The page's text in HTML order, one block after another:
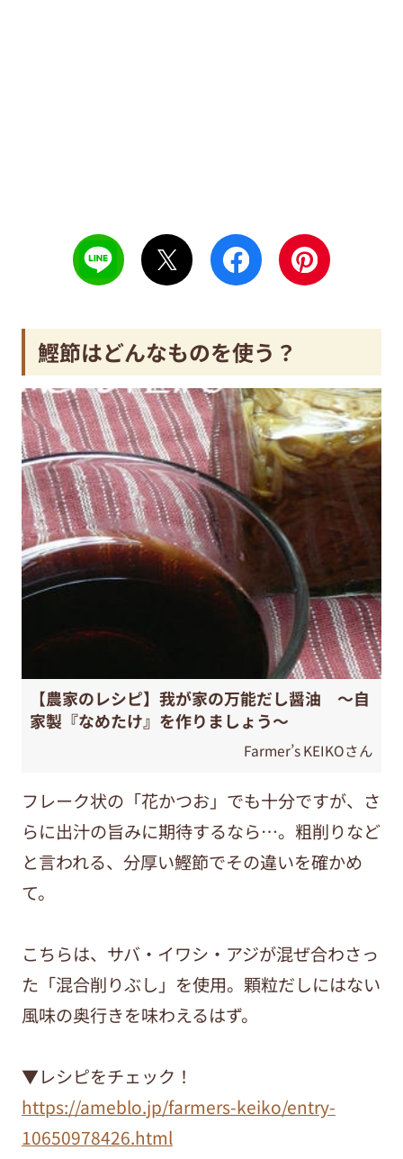
鰹節はどんなものを使う？
【農家のレシピ】我が家の万能だし醤油 ～自
家製『なめたけ』を作りましょう～
Farmer’s KEIKOさん
フレーク状の「花かつお」でも十分ですが、さ
らに出汁の旨みに期待するなら…。粗削りなど
と言われる、分厚い鰹節でその違いを確かめ
て。
こちらは、サバ・イワシ・アジが混ぜ合わさっ
た「混合削りぶし」を使用。顆粒だしにはない
風味の奥行きを味わえるはず。
▼レシピをチェック！
https://ameblo.jp/farmers-keiko/entry-
10650978426.html